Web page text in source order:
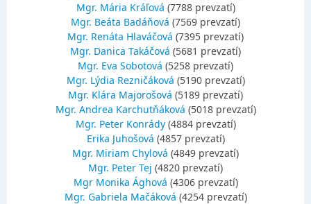
Mgr. Mária Kráľová (7788 prevzatí)
Mgr. Beáta Badáňová (7569 prevzatí)
Mgr. Renáta Hlaváčová (7395 prevzatí)
Mgr. Danica Takáčová (5681 prevzatí)
Mgr. Eva Sobotová (5258 prevzatí)
Mgr. Lýdia Rezničáková (5190 prevzatí)
Mgr. Klára Majorošová (5189 prevzatí)
Mgr. Andrea Karchutňáková (5018 prevzatí)
Mgr. Peter Konrády(4884 prevzatí)
Erika Juhošová (4857 prevzatí)
Mgr. Miriam Chylová (4849 prevzatí)
Mgr. Peter Tej (4820 prevzatí)
Mgr Monika Ághová (4306 prevzatí)
Mgr. Gabriela Mačáková (4254 prevzatí)